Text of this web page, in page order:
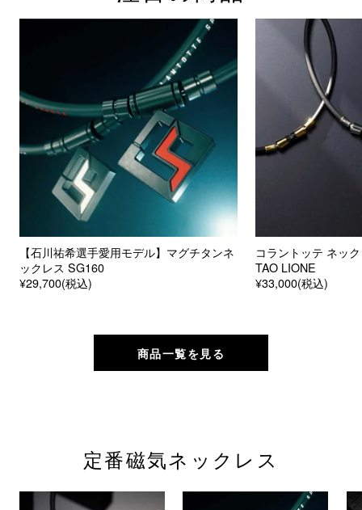
【石川祐希選手愛用モデル】マグチタンネ
ックレス SG160
¥29,700(税込)
コラントッテ ネッ
TAO LIONE
¥33,000(税込)
商品一覧を見る
定番磁気ネックレス